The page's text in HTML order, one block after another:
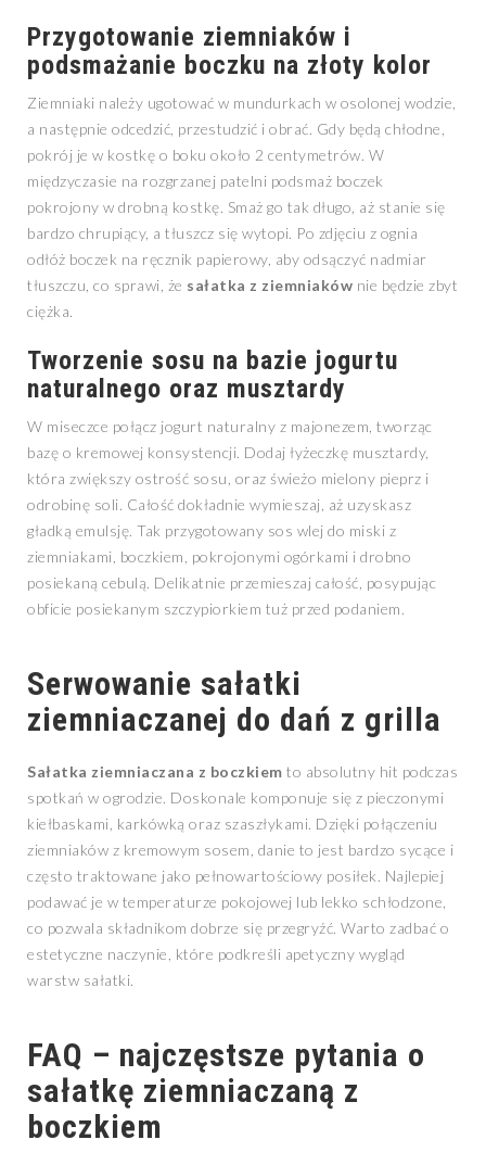
Przygotowanie ziemniaków i
podsmażanie boczku na złoty kolor
Ziemniaki należy ugotować w mundurkach w osolonej wodzie,
a następnie odcedzić, przestudzić i obrać. Gdy będą chłodne,
pokrój je w kostkę o boku około 2 centymetrów. W
międzyczasie na rozgrzanej patelni podsmaż boczek
pokrojony w drobną kostkę. Smaż go tak długo, aż stanie się
bardzo chrupiący, a tłuszcz się wytopi. Po zdjęciu z ognia
odłóż boczek na ręcznik papierowy, aby odsączyć nadmiar
tłuszczu, co sprawi, że sałatka z ziemniaków nie będzie zbyt
ciężka.
Tworzenie sosu na bazie jogurtu
naturalnego oraz musztardy
W miseczce połącz jogurt naturalny z majonezem, tworząc
bazę o kremowej konsystencji. Dodaj łyżeczkę musztardy,
która zwiększy ostrość sosu, oraz świeżo mielony pieprz i
odrobinę soli. Całość dokładnie wymieszaj, aż uzyskasz
gładką emulsję. Tak przygotowany sos wlej do miski z
ziemniakami, boczkiem, pokrojonymi ogórkami i drobno
posiekaną cebulą. Delikatnie przemieszaj całość, posypując
obficie posiekanym szczypiorkiem tuż przed podaniem.
Serwowanie sałatki
ziemniaczanej do dań z grilla
Sałatka ziemniaczana z boczkiem to absolutny hit podczas
spotkań w ogrodzie. Doskonale komponuje się z pieczonymi
kiełbaskami, karkówką oraz szaszłykami. Dzięki połączeniu
ziemniaków z kremowym sosem, danie to jest bardzo sycące i
często traktowane jako pełnowartościowy posiłek. Najlepiej
podawać je w temperaturze pokojowej lub lekko schłodzone,
co pozwala składnikom dobrze się przegryźć. Warto zadbać o
estetyczne naczynie, które podkreśli apetyczny wygląd
warstw sałatki.
FAQ – najczęstsze pytania o
sałatkę ziemniaczaną z
boczkiem